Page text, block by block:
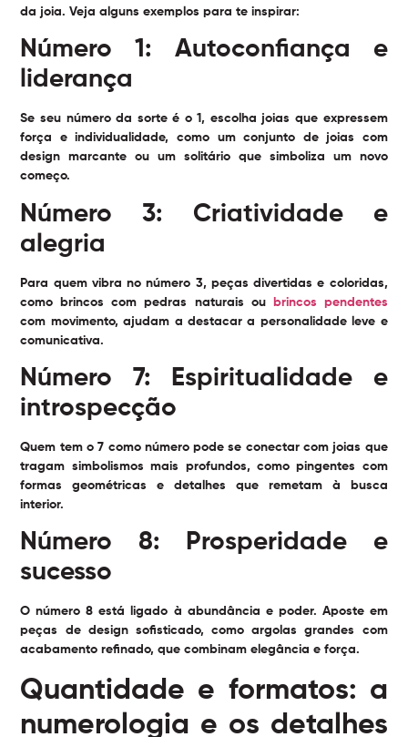
da joia. Veja alguns exemplos para te inspirar:
Número 1: Autoconfiança e
liderança
Se seu número da sorte é o 1, escolha joias que expressem
força e individualidade, como um conjunto de joias com
design marcante ou um solitário que simboliza um novo
começo.
Número 3: Criatividade e
alegria
Para quem vibra no número 3, peças divertidas e coloridas,
como brincos com pedras naturais ou
brincos pendentes
com movimento, ajudam a destacar a personalidade leve e
comunicativa.
Número 7: Espiritualidade e
introspecção
Quem tem o 7 como número pode se conectar com joias que
tragam simbolismos mais profundos, como pingentes com
formas geométricas e detalhes que remetam à busca
interior.
Número 8: Prosperidade e
sucesso
O número 8 está ligado à abundância e poder. Aposte em
peças de design sofisticado, como argolas grandes com
acabamento refinado, que combinam elegância e força.
Quantidade e formatos: a
numerologia e os detalhes